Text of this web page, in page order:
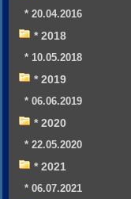
* 20.04.2016
* 2018
* 10.05.2018
* 2019
* 06.06.2019
* 2020
* 22.05.2020
* 2021
* 06.07.2021